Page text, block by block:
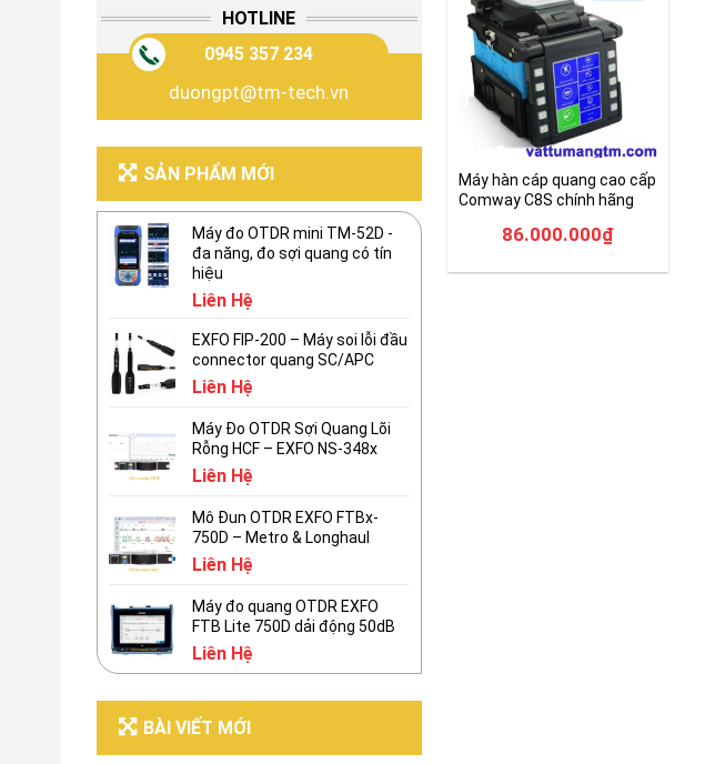
HOTLINE
0945 357 234
duongpt@tm-tech.vn
SẢN PHẨM MỚI
Máy đo OTDR mini TM-52D -
đa năng, đo sợi quang có tín
hiệu
Liên Hệ
EXFO FIP-200 – Máy soi lỗi đầu
connector quang SC/APC
Liên Hệ
Máy Đo OTDR Sợi Quang Lõi
Rỗng HCF – EXFO NS-348x
Liên Hệ
Mô Đun OTDR EXFO FTBx-
750D – Metro & Longhaul
Liên Hệ
Máy đo quang OTDR EXFO
FTB Lite 750D dải động 50dB
Liên Hệ
BÀI VIẾT MỚI
Máy hàn cáp quang cao cấp
Comway C8S chính hãng
86.000.000₫